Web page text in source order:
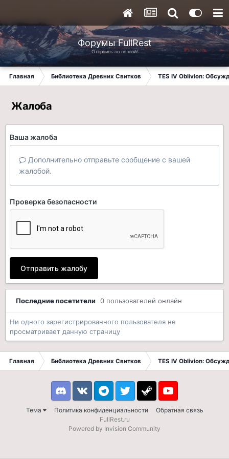
Форумы FullRest
Оторвись по полной!
Главная Библиотека Древних Свитков TES IV Oblivion:
Жалоба
Ваша жалоба
Дополнительно отправьте сообщение с вашей
жалобой.
Проверка безопасности
Отправить жалобу
Последние посетители 0 пользователей онлайн
Ни одного зарегистрированного пользователя не
просматривает данную страницу
Главная Библиотека Древних Свитков TES IV Oblivion:
Тема Политика конфиденциальности Обратная связь
DiscordVK TelegramTwitter Steam Youtube
FullRest.ru
Powered by Invision Community